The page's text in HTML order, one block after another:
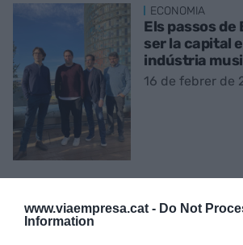
www.viaempresa.cat - Do Not
Information
ECONOMIA
Els passos
ser la capital
indústria
16 de febrer de
EMPRESA